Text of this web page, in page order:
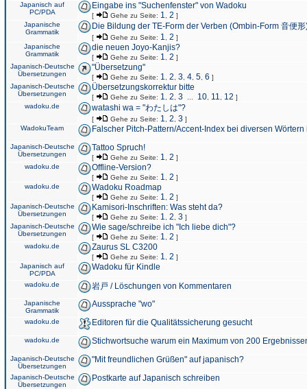
Japanisch auf
PC/PDA
Eingabe ins "Suchenfenster" von Wadoku
[ Gehe zu Seite: 1 2 ]
Japanische
Grammatik
Die Bildung der TE-Form der Verben (Ombin-Form 音便形
[ Gehe zu Seite: 1 2 ]
Japanische
Grammatik
die neuen Joyo-Kanjis?
[ Gehe zu Seite: 1 2 ]
Japanisch-Deutsche
Übersetzungen
"Übersetzung"
[ Gehe zu Seite: 1 2 3 4 5 6 ]
Japanisch-Deutsche
Übersetzungen
Übersetzungskorrektur bitte
[ Gehe zu Seite: 1 2 3 10 11 12 ]
wadoku.de
watashi wa = "わたしは"?
[ Gehe zu Seite: 1 2 3 ]
WadokuTeam
Falscher Pitch-Pattern/Accent-Index bei diversen
Japanisch-Deutsche
Übersetzungen
Tattoo Spruch!
[ Gehe zu Seite: 1 2 ]
wadoku.de
Offline-Version?
[ Gehe zu Seite: 1 2 ]
wadoku.de
Wadoku Roadmap
[ Gehe zu Seite: 1 2 ]
Japanisch-Deutsche
Übersetzungen
Kamisori-Inschriften: Was steht da?
[ Gehe zu Seite: 1 2 3 ]
Japanisch-Deutsche
Übersetzungen
Wie sage/schreibe ich "Ich liebe dich"?
[ Gehe zu Seite: 1 2 ]
wadoku.de
Zaurus SL C3200
[ Gehe zu Seite: 1 2 ]
Japanisch auf
PC/PDA
Wadoku für Kindle
wadoku.de 岩戸 / Löschungen von Kommentaren
Japanische
Grammatik
Aussprache "wo"
wadoku.de Editoren für die Qualitätssicherung gesucht
wadoku.de Stichwortsuche warum ein Maximum von 200
Japanisch-Deutsche
Übersetzungen
"Mit freundlichen Grüßen" auf japanisch?
Japanisch-Deutsche
Übersetzungen
Postkarte auf Japanisch schreiben